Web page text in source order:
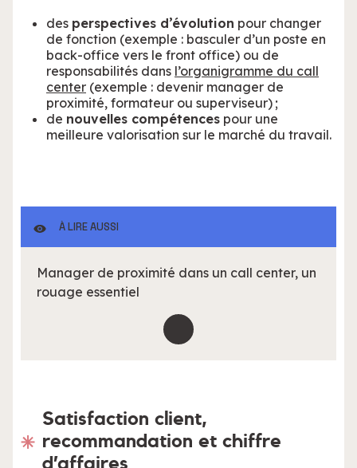
des perspectives d’évolution pour changer
de fonction (exemple : basculer d’un poste en
back-office vers le front office) ou de
responsabilités dans l’organigramme du call
center (exemple : devenir manager de
proximité, formateur ou superviseur) ;
de nouvelles compétences pour une
meilleure valorisation sur le marché du travail.
À LIRE AUSSI
Manager de proximité dans un call center, un
rouage essentiel
Satisfaction client,
recommandation et chiffre
d’affaires